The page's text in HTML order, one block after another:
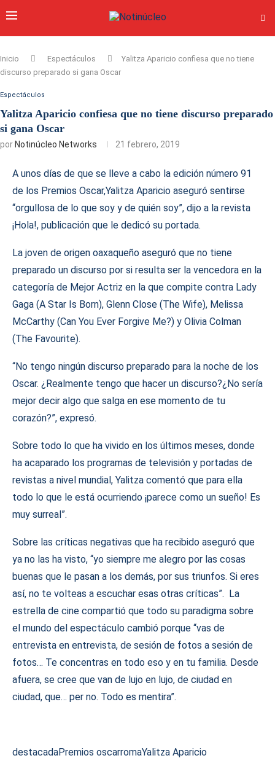
Inicio Espectáculos
Yalitza Aparicio confiesa que no tiene
discurso preparado si gana Oscar
Espectáculos
Yalitza Aparicio confiesa que no tiene discurso preparado
si gana Oscar
por Notinúcleo Networks 21 febrero, 2019
A unos días de que se lleve a cabo la edición número 91
de los Premios Oscar,Yalitza Aparicio aseguró sentirse
“orgullosa de lo que soy y de quién soy”, dijo a la revista
¡Hola!, publicación que le dedicó su portada.
La joven de origen oaxaqueño aseguró que no tiene
preparado un discurso por si resulta ser la vencedora en la
categoría de Mejor Actriz en la que compite contra Lady
Gaga (A Star Is Born), Glenn Close (The Wife), Melissa
McCarthy (Can You Ever Forgive Me?) y Olivia Colman
(The Favourite).
“No tengo ningún discurso preparado para la noche de los
Oscar. ¿Realmente tengo que hacer un discurso?¿No sería
mejor decir algo que salga en ese momento de tu
corazón?”, expresó.
Sobre todo lo que ha vivido en los últimos meses, donde
ha acaparado los programas de televisión y portadas de
revistas a nivel mundial, Yalitza comentó que para ella
todo lo que le está ocurriendo ¡parece como un sueño! Es
muy surreal”.
Sobre las críticas negativas que ha recibido aseguró que
ya no las ha visto, “yo siempre me alegro por las cosas
buenas que le pasan a los demás, por sus triunfos. Si eres
así, no te volteas a escuchar esas otras críticas”. La
estrella de cine compartió que todo su paradigma sobre
el mundo del espectáculo cambió porque “vas de
entrevista en entrevista, de sesión de fotos a sesión de
fotos… Te concentras en todo eso y en tu familia. Desde
afuera, se cree que van de lujo en lujo, de ciudad en
ciudad, que… per no. Todo es mentira”.
destacadaPremios oscarromaYalitza Aparicio